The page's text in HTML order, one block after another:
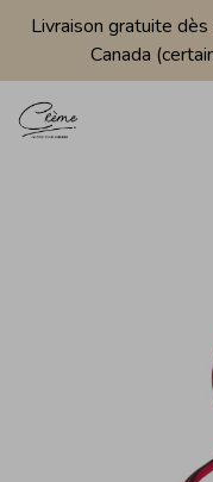
Livraison gratuite
Canada